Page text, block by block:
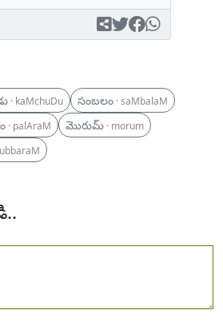
· kaMchuDu సంబలం · saMbalaM
· palAraM మొరుమ్ · morum
ubbaraM